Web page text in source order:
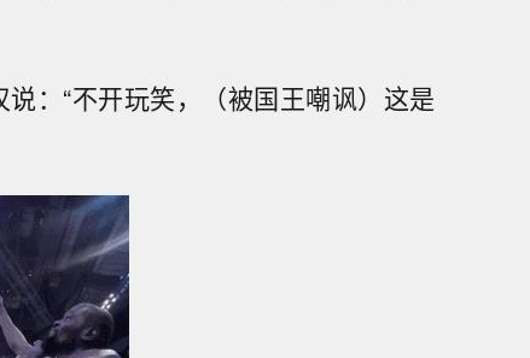
：“不开玩笑，（被国王嘲讽）这是